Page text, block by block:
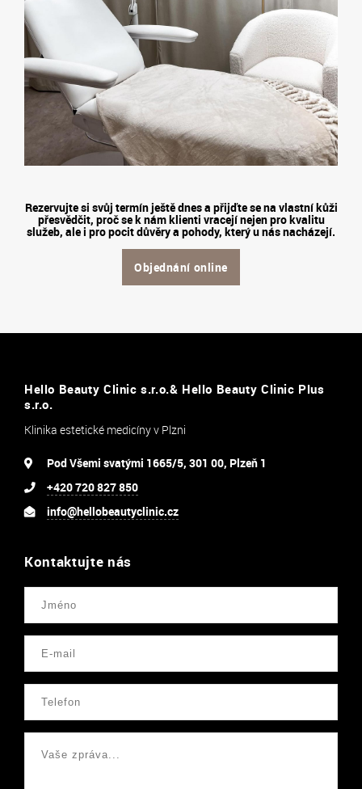
Rezervujte si svůj termín ještě dnes a přijďte se na vlastní kůži
přesvědčit, proč se k nám klienti vracejí nejen pro kvalitu
služeb, ale i pro pocit důvěry a pohody, který u nás nacházejí.
Objednání online
Hello Beauty Clinic s.r.o.& Hello Beauty Clinic Plus
s.r.o.
Klinika estetické medicíny v Plzni
Pod Všemi svatými 1665/5, 301 00, Plzeň 1
+420 720 827 850
info@hellobeautyclinic.cz
Kontaktujte nás